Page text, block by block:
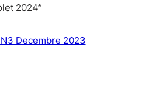
2024”
Decembre 2023